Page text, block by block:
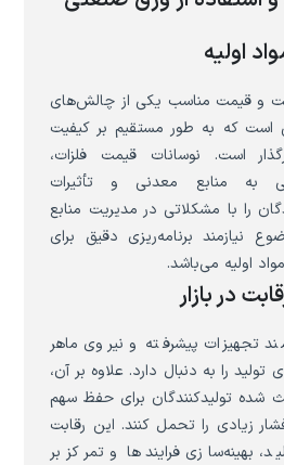
اولیه
و قیمت مناسب یکی از چالش‌های
است که به طور مستقیم بر کیفیت
است. نوسانات قیمت فلزات،
به منابع معدنی و تأثیرات
را با مشکلاتی در مدیریت منابع
نیازمند برنامه‌ریزی دقیق برای
اولیه می‌باشد.
در بازار
تجهیزات پیشرفته و نیروی ماهر
را به دنبال دارد. علاوه بر آن،
شده تولیدکنندگان برای حفظ سهم
زیادی را تحمل کنند. این رقابت
بهینه‌سازی فرایندها و تمرکز بر